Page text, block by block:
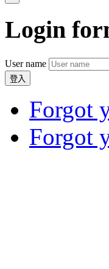
Login
User name
登入
Forgot
Forgot